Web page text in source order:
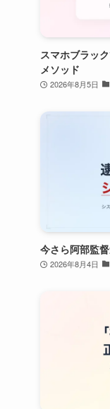
スマホブラッ
メソッド
2026年8月5日
今さら阿部監
2026年8月4日